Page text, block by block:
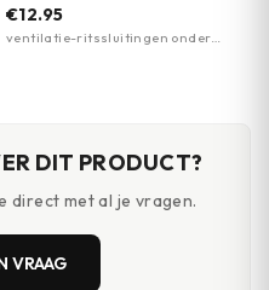
€12.95
ventilatie-ritssluitingen onder
DIT PRODUCT?
direct met al je vragen.
VRAAG